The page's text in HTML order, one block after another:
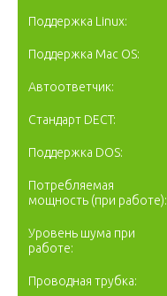
Поддержка Linux:
Поддержка Mac OS:
Автоответчик:
Стандарт DECT:
Поддержка DOS:
Потребляемая
мощность (при работе):
Уровень шума при
работе:
Проводная трубка: